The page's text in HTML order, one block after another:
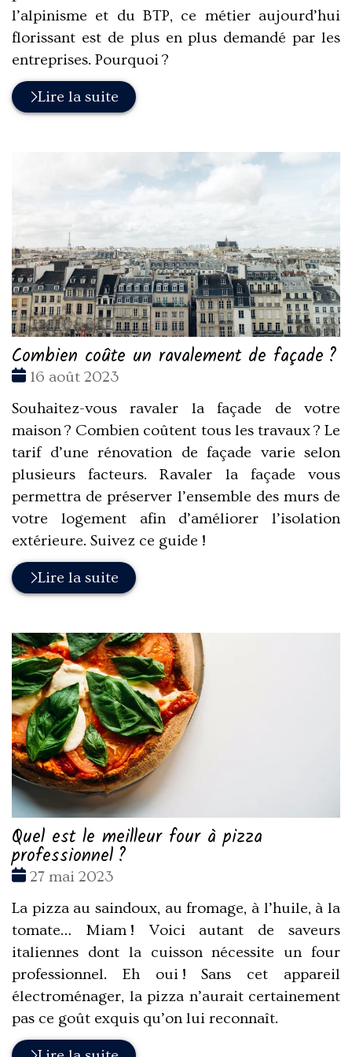
l’alpinisme et du BTP, ce métier aujourd’hui
florissant est de plus en plus demandé par les
entreprises. Pourquoi ?
Lire la suite
Combien coûte un ravalement de façade ?
Date
16 août 2023
Souhaitez-vous ravaler la façade de votre
maison ? Combien coûtent tous les travaux ? Le
tarif d’une rénovation de façade varie selon
plusieurs facteurs. Ravaler la façade vous
permettra de préserver l’ensemble des murs de
votre logement afin d’améliorer l’isolation
extérieure. Suivez ce guide !
Lire la suite
Quel est le meilleur four à pizza
professionnel ?
Date
27 mai 2023
La pizza au saindoux, au fromage, à l’huile, à la
tomate… Miam ! Voici autant de saveurs
italiennes dont la cuisson nécessite un four
professionnel. Eh oui ! Sans cet appareil
électroménager, la pizza n’aurait certainement
pas ce goût exquis qu’on lui reconnaît.